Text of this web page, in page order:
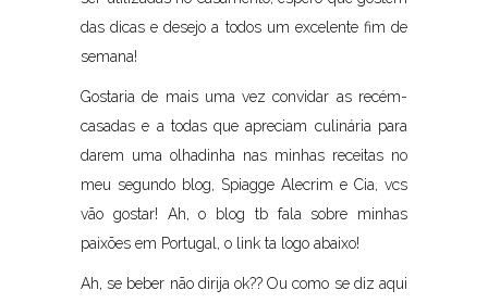
das dicas e desejo a todos um excelente fim de
semana!
Gostaria de mais uma vez convidar as recém-
casadas e a todas que apreciam culinária para
darem uma olhadinha nas minhas receitas no
meu segundo blog, Spiagge Alecrim e Cia, vcs
vão gostar! Ah, o blog tb fala sobre minhas
paixões em Portugal, o link ta logo abaixo!
Ah, se beber não dirija ok?? Ou como se diz aqui